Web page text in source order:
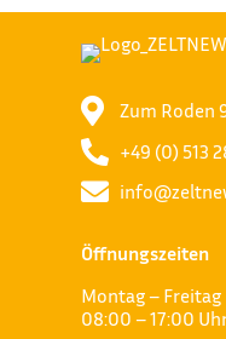
 Zum Roden
 +49 (0) 513

Öffnungszeiten
Montag – Freitag
08:00 – 17:00